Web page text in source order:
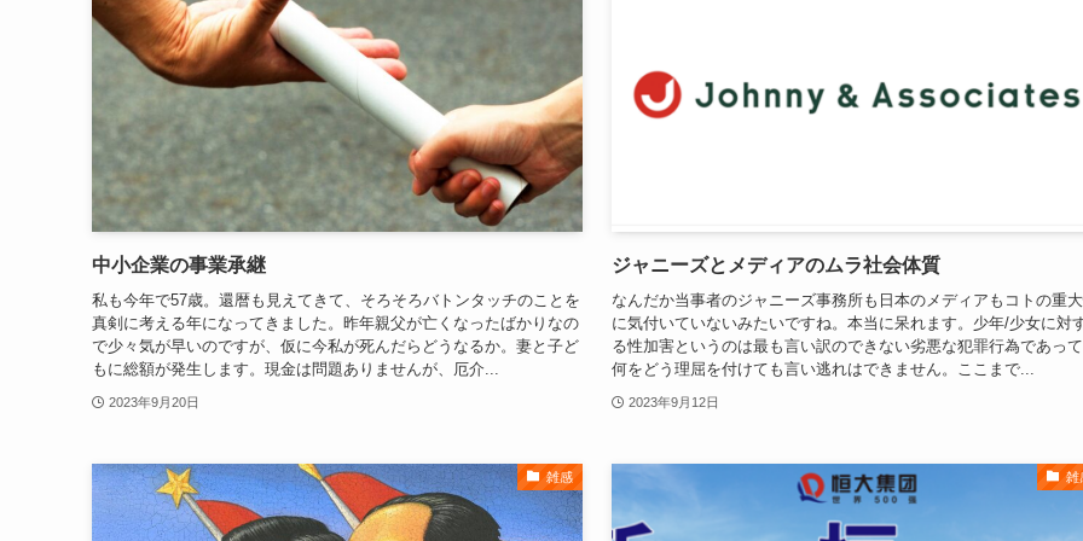
中小企業の事業承継
私も今年で57歳。還暦も見えてきて、そろそろバトンタッチのことを
真剣に考える年になってきました。昨年親父が亡くなったばかりなの
で少々気が早いのですが、仮に今私が死んだらどうなるか。妻と子ど
もに総額が発生します。現金は問題ありませんが、厄介...
2023年9月20日
ジャニーズとメディアのムラ社会体質
なんだか当事者のジャニーズ事務所も日本のメディアもコトの重
に気付いていないみたいですね。本当に呆れます。少年/少女に対
る性加害というのは最も言い訳のできない劣悪な犯罪行為であって
何をどう理屈を付けても言い逃れはできません。ここまで...
2023年9月12日
雑感 雑